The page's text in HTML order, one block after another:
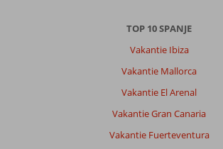
TOP 10 SPANJE
Vakantie Ibiza
Vakantie Mallorca
Vakantie El Arenal
Vakantie Gran Canaria
Vakantie Fuerteventura